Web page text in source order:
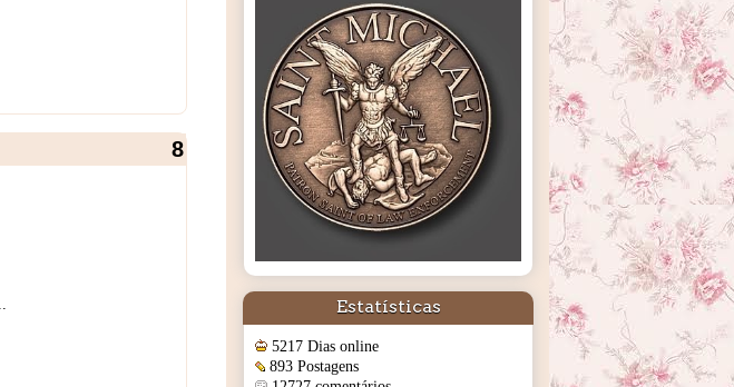
Estatísticas
5217 Dias online
893 Postagens